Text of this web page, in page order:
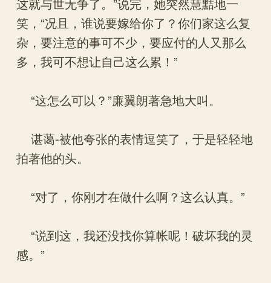
笑，“况且，谁说要嫁给你了？你们家这么复
杂，要注意的事可不少，要应付的人又那么
多，我可不想让自己这么累！”
“这怎么可以？”廉翼朗著急地大叫。
谌蔼-被他夸张的表情逗笑了，于是轻轻地
拍著他的头。
“对了，你刚才在做什么啊？这么认真。”
“说到这，我还没找你算帐呢！破坏我的灵
感。”